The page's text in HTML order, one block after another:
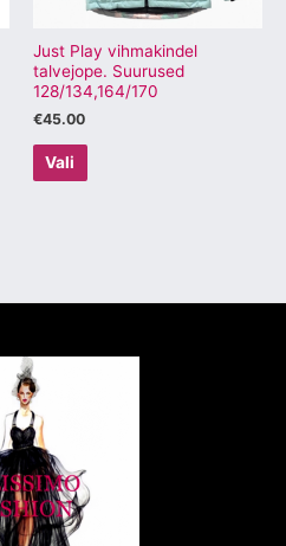
Just Play vihmakindel
talvejope. Suurused
128/134,164/170
€45.00
Vali
teha
tootelehel.